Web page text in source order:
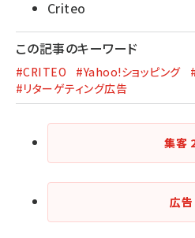
Criteo
この記事のキーワード
#CRITEO #Yahoo!ショッピング
#リターゲティング広告
集客
広告